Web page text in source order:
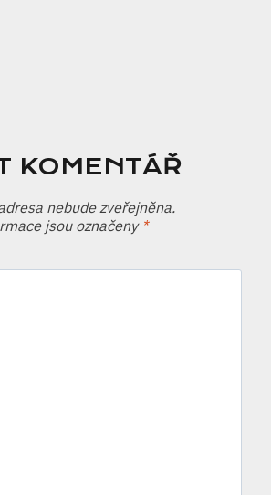
KOMENTÁŘ
nebude zveřejněna.
jsou označeny *